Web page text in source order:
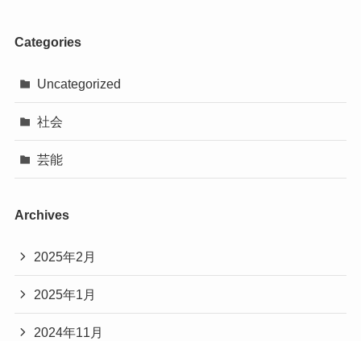
Categories
Uncategorized
社会
芸能
Archives
2025年2月
2025年1月
2024年11月